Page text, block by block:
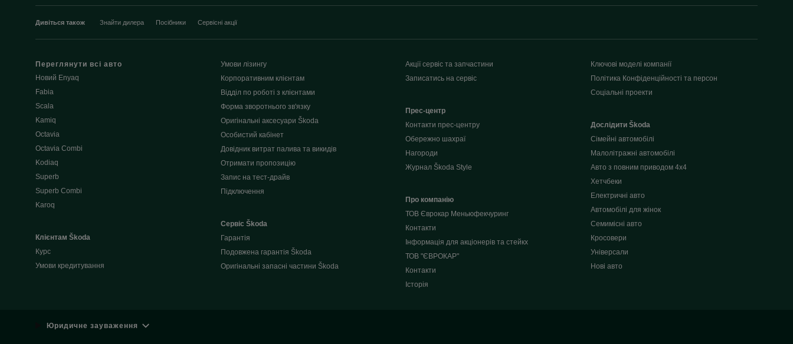
Дивіться також Знайти дилера Посібники Сервісні акції
Переглянути всі авто
Новий Enyaq
Fabia
Scala
Kamiq
Octavia
Octavia Combi
Kodiaq
Superb
Superb Combi
Karoq
Клієнтам Škoda
Курс
Умови кредитування
Умови лізингу
Корпоративним клієнтам
Відділ по роботі з клієнтами
Форма зворотнього зв'язку
Оригінальні аксесуари Škoda
Особистий кабінет
Довідник витрат палива та викидів
Отримати пропозицію
Запис на тест-драйв
Підключення
Сервіс Škoda
Гарантія
Подовжена гарантія Škoda
Оригінальні запасні частини Škoda
Акції сервіс та запчастини
Записатись на сервіс
Прес-центр
Контакти прес-центру
Обережно шахраї
Нагороди
Журнал Škoda Style
Про компанію
ТОВ Єврокар Меньюфекчуринг
Контакти
Інформація для акціонерів та стейкх
ТОВ "ЄВРОКАР"
Контакти
Історія
Ключові моделі компанії
Політика Конфіденційності та персон
Соціальні проекти
Дослідити Škoda
Сімейні автомобілі
Малолітражні автомобілі
Авто з повним приводом 4x4
Хетчбеки
Електричні авто
Автомобілі для жінок
Семимісні авто
Кросовери
Універсали
Нові авто
Юридичне зауваження